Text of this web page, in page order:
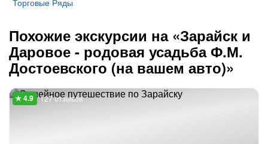
Торговые Ряды
Похожие экскурсии на «Зарайск и
Даровое - родовая усадьба Ф.М.
Достоевского (на вашем авто)»
127 отзывов